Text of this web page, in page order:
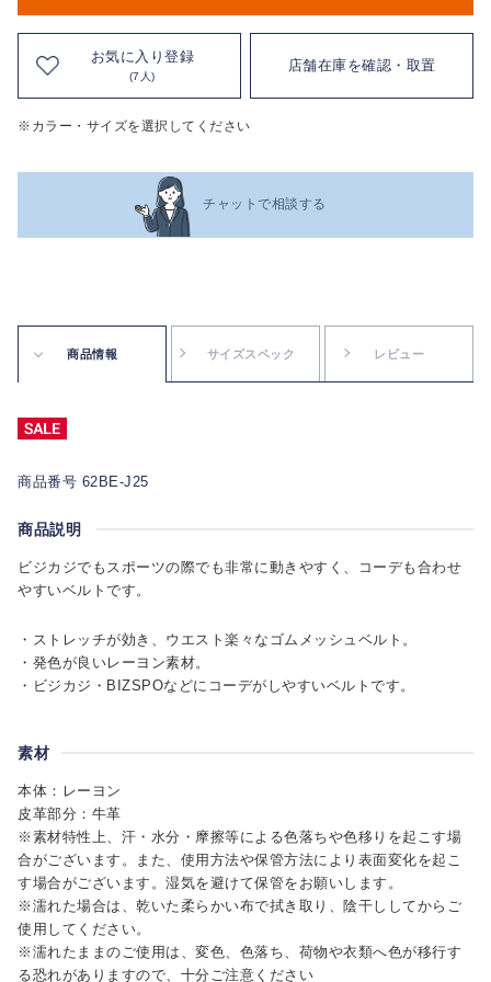
お気に入り登録
(7人)
店舗在庫を確認・取置
※カラー・サイズを選択してください
チャットで相談する
商品情報 サイズスペック レビュー
商品番号 62BE-J25
商品説明
ビジカジでもスポーツの際でも非常に動きやすく、コーデも合わせ
やすいベルトです。
・ストレッチが効き、ウエスト楽々なゴムメッシュベルト。
・発色が良いレーヨン素材。
・ビジカジ・BIZSPOなどにコーデがしやすいベルトです。
素材
本体：レーヨン
皮革部分：牛革
※素材特性上、汗・水分・摩擦等による色落ちや色移りを起こす場
合がございます。また、使用方法や保管方法により表面変化を起こ
す場合がございます。湿気を避けて保管をお願いします。
※濡れた場合は、乾いた柔らかい布で拭き取り、陰干ししてからご
使用してください。
※濡れたままのご使用は、変色、色落ち、荷物や衣類へ色が移行す
る恐れがありますので、十分ご注意ください